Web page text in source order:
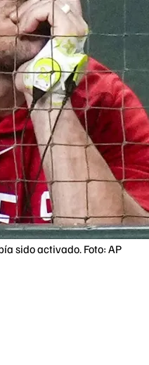
sido activado. Foto: AP